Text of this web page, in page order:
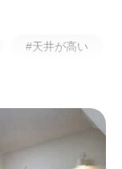
#天井が高い